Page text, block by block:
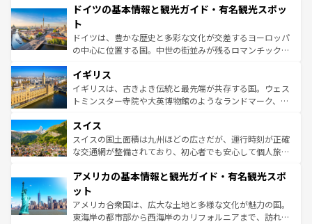
せる。地方によって風土や気候が異なるスペインはその個
ンテンツ一覧 を参照してほしい。
で、幅広い魅力が詰まっている。華麗な宮殿、歴史的な大
聖堂、美しいビーチ、そして豊かな自然が、訪れる者を心
から魅了する。また、フランスは美食の国としても知ら
れ、フランス料理はユネスコ無形文化遺産にも登録されて
香り高いラベンダー畑など、多彩な楽しみ方が可能だ。さ
らに、パリ以外の地域にも魅力が溢れており、どの街角に
も豊かな歴史と文化が息づいている。パリ以外の個性あふ
を参照してほしい。
ドイツの基本情報と観光ガイド・有名観光スポッ
ト
ドイツは、豊かな歴史と多彩な文化が交差するヨーロッパ
の中心に位置する国。中世の街並みが残るロマンチック街
顔を持つこの国は、どこを歩いても飽きることがない。ベ
ルリンの文化的活気、バイエルン州のアルプスの絶景、そ
してライン川沿いのワイン畑といった風景は必見。ビール
は、お酒好きな人にはぜひ体験してほしい。 なお、新着の
ドイツ情報はコンテンツ一覧を参照してほしい。
イギリス
イギリスは、古きよき伝統と最先端が共存する国。ウェス
トミンスター寺院や大英博物館のようなランドマーク、歴
リアごとに異なる魅力がある。また、優雅なアフタヌーン
ティー、ビール好きにはたまらない英国パブ、サッカー観
戦など、本場だからこそできる体験も豊富。イギリスを旅
ンツ一覧を参照してほしい。
スイス
スイスの国土面積は九州ほどの広さだが、運行時刻が正確
な交通網が整備されており、初心者でも安心して個人旅行
の建物がそのまま残る町や、スイスならではのユニークな
博物館もあり、アルプス観光だけでなく町歩きも満喫する
ことができる。国民の所得が高いため物価も高いが、旅行
者向けの交通パス提供のサービスもあり、うまく活用すれ
アメリカの基本情報と観光ガイド・有名観光スポ
ット
アメリカ合衆国は、広大な土地と多様な文化が魅力の国。
東海岸の都市部から西海岸のカリフォルニアまで、訪れる